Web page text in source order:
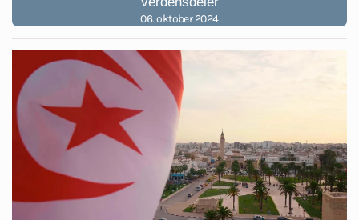
06. oktober 2024